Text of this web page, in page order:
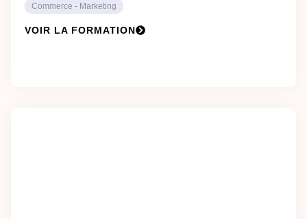
Commerce - Marketing
VOIR LA FORMATION